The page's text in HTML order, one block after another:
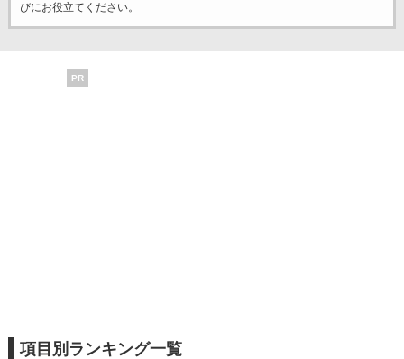
びにお役立てください。
PR
項目別ランキング一覧